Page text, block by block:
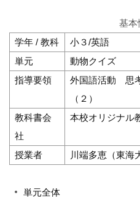
基本
学年 / 教科
小３/英語
単元
動物クイズ
指導要領
外国語活動 思
（２）
教科書会
社
本校オリジナル
授業者 川端多恵（東海
単元全体